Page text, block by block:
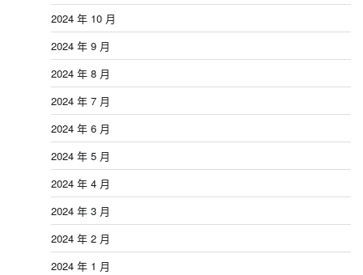
2024 年 10 月
2024 年 9 月
2024 年 8 月
2024 年 7 月
2024 年 6 月
2024 年 5 月
2024 年 4 月
2024 年 3 月
2024 年 2 月
2024 年 1 月